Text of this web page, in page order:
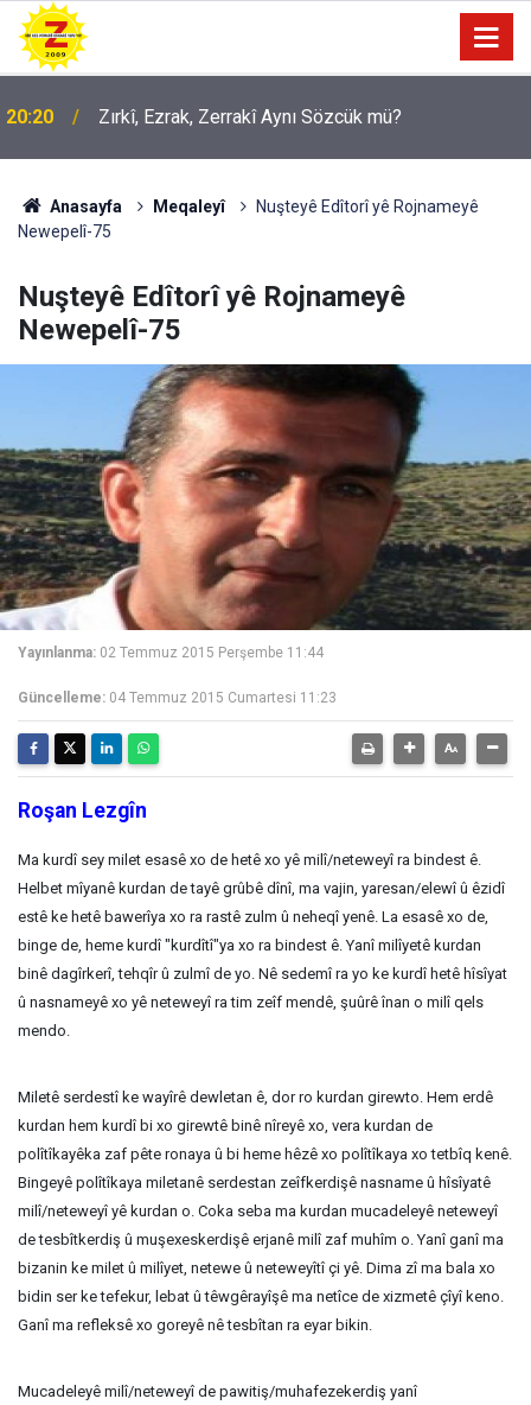
09:56 Ji Zilma Partîzanan Nimûneyeka Piçûk
Anasayfa Meqaleyî
Nuşteyê Edîtorî yê Rojnameyê
Newepelî-75
Nuşteyê Edîtorî yê Rojnameyê
Newepelî-75
Yayınlanma: 02 Temmuz 2015 Perşembe 11:44
Güncelleme: 04 Temmuz 2015 Cumartesi 11:23
Roşan Lezgîn
Ma kurdî sey milet esasê xo de hetê xo yê milî/neteweyî ra bindest ê.
Helbet mîyanê kurdan de tayê grûbê dînî, ma vajin, yaresan/elewî û êzidî
estê ke hetê bawerîya xo ra rastê zulm û neheqî yenê. La esasê xo de,
binge de, heme kurdî "kurdîtî"ya xo ra bindest ê. Yanî milîyetê kurdan
binê dagîrkerî, tehqîr û zulmî de yo. Nê sedemî ra yo ke kurdî hetê hîsîyat
û nasnameyê xo yê neteweyî ra tim zeîf mendê, şuûrê înan o milî qels
mendo.
Miletê serdestî ke wayîrê dewletan ê, dor ro kurdan girewto. Hem erdê
kurdan hem kurdî bi xo girewtê binê nîreyê xo, vera kurdan de
polîtîkayêka zaf pête ronaya û bi heme hêzê xo polîtîkaya xo tetbîq kenê.
Bingeyê polîtîkaya miletanê serdestan zeîfkerdişê nasname û hîsîyatê
milî/neteweyî yê kurdan o. Coka seba ma kurdan mucadeleyê neteweyî
de tesbîtkerdiş û muşexeskerdişê erjanê milî zaf muhîm o. Yanî ganî ma
bizanin ke milet û milîyet, netewe û neteweyîtî çi yê. Dima zî ma bala xo
bidin ser ke tefekur, lebat û têwgêrayîşê ma netîce de xizmetê çîyî keno.
Ganî ma refleksê xo goreyê nê tesbîtan ra eyar bikin.
Mucadeleyê milî/neteweyî de pawitiş/muhafezekerdiş yanî